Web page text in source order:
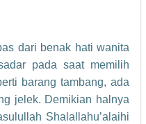
dari benak hati wanita
pada saat memilih
barang tambang, ada
jelek. Demikian halnya
Shalallahu’alaihi